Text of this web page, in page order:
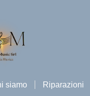
siamo Riparazioni